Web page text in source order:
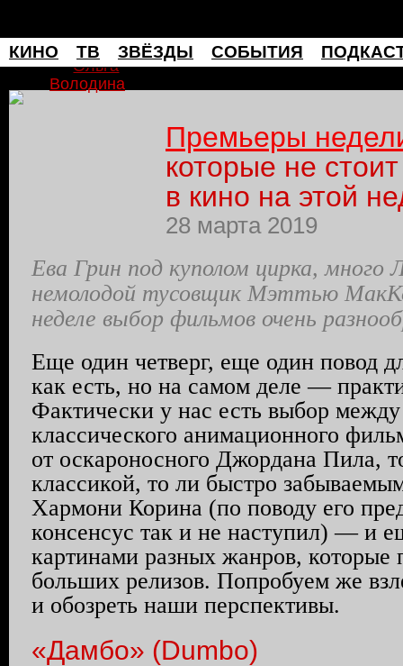
КИНО ТВ ЗВЁЗДЫ СОБЫТИЯ
Ольга
Володина
Премьеры
которые не
в кино на этой
28 марта 2019
Ева Грин под куполом цирка, много
немолодой тусовщик Мэттью
неделе выбор фильмов очень
Еще один четверг, еще один повод
как есть, но на самом деле —
Фактически у нас есть выбор
классического анимационного
от оскароносного Джордана Пила,
классикой, то ли быстро
Хармони Корина (по поводу его
консенсус так и не наступил) — и
картинами разных жанров, которые
больших релизов. Попробуем же
и обозреть наши перспективы.
«Дамбо» (Dumbo)